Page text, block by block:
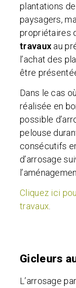
plantations
paysagers,
propriétaires
travaux au
l’achat des
être
Dans le cas
réalisée en
possible
pelouse
consécutifs
d’arrosage
Cliquez ici
travaux.
Gicleurs
L’arrosage